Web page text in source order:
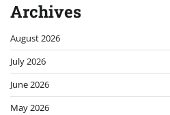
Archives
August 2026
July 2026
June 2026
May 2026